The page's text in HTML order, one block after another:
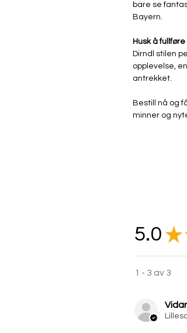
bare se
Bayern.
Husk å
Dirndl stilen
opplevelse,
antrekket.
Bestill nå og
minner og
5.0 ★
1 - 3 av 3